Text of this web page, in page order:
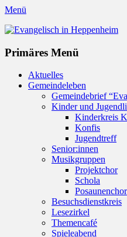
Menü
Evangelisch in Heppenheim
Primäres Menü
Zum
Inhalt
Aktuelles
Gemeindeleben
Gemeindebrief
Kinder und
Kinderkreis
Konfis
Jugendtreff
Senior:innen
Musikgruppen
Projektchor
Schola
Posaunenchor
Besuchsdienstkreis
Lesezirkel
Themencafé
Spieleabend